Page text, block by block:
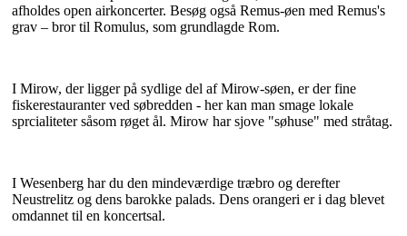
afholdes open airkoncerter. Besøg også Remus-øen med Remus's
grav – bror til Romulus, som grundlagde Rom.
I Mirow, der ligger på sydlige del af Mirow-søen, er der fine
fiskerestauranter ved søbredden - her kan man smage lokale
sprcialiteter såsom røget ål. Mirow har sjove "søhuse" med stråtag.
I Wesenberg har du den mindeværdige træbro og derefter
Neustrelitz og dens barokke palads. Dens orangeri er i dag blevet
omdannet til en koncertsal.